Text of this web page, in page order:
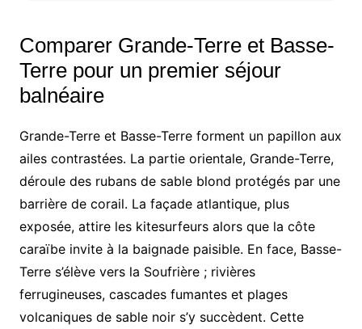
Comparer Grande-Terre et Basse-
Terre pour un premier séjour
balnéaire
Grande-Terre et Basse-Terre forment un papillon aux
ailes contrastées. La partie orientale, Grande-Terre,
déroule des rubans de sable blond protégés par une
barrière de corail. La façade atlantique, plus
exposée, attire les kitesurfeurs alors que la côte
caraïbe invite à la baignade paisible. En face, Basse-
Terre s’élève vers la Soufrière ; rivières
ferrugineuses, cascades fumantes et plages
volcaniques de sable noir s’y succèdent. Cette